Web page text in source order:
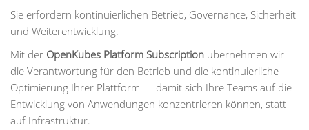
Sie erfordern kontinuierlichen Betrieb, Governance, Sicherheit
und Weiterentwicklung.
Mit der OpenKubes Platform Subscription übernehmen wir
die Verantwortung für den Betrieb und die kontinuierliche
Optimierung Ihrer Plattform — damit sich Ihre Teams auf die
Entwicklung von Anwendungen konzentrieren können, statt
auf Infrastruktur.